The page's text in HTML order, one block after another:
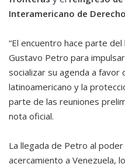
Interamericano de
“El encuentro hace parte
Gustavo Petro para
socializar su agenda a
latinoamericano y la
parte de las reuniones
nota oficial.
La llegada de Petro al
acercamiento a Venezuela,